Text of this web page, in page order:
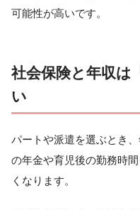
可能性が高いです。
社会保険と年収は
い
パートや派遣を選ぶとき
の年金や育児後の勤務時
くなります。